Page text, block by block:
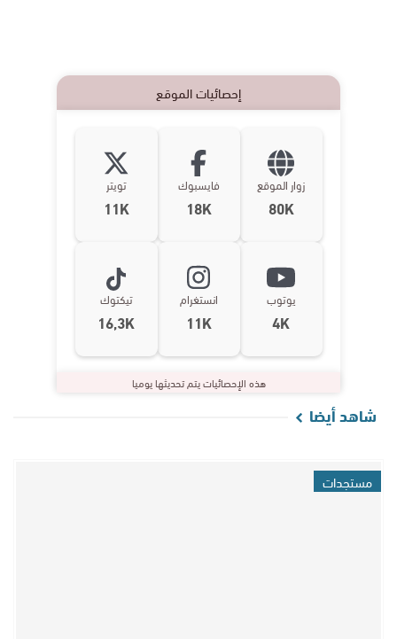
إحصائيات الموقع
زوار الموقع
80K
فايسبوك
18K
تويتر
11K
يوتوب
4K
انستغرام
11K
تيكتوك
16,3K
هذه الإحصائيات يتم تحديثها يوميا
شاهد أيضا
مستجدات